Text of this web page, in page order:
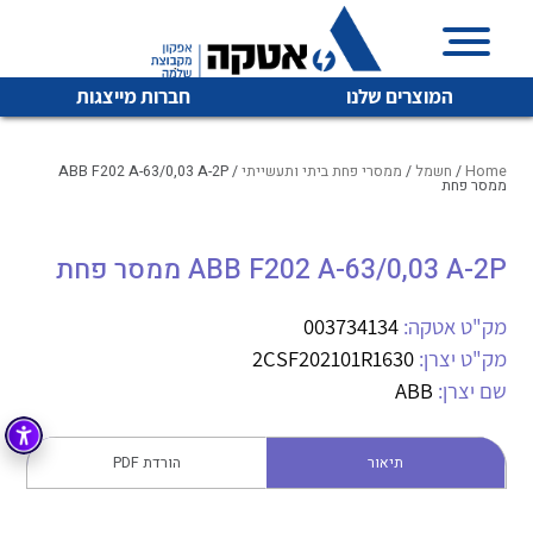
המוצרים שלנו חברות מייצגות
איכות | שרות | זמינות
והפצה של מוצרי
מיתוג, בקרה , ואינסטלציה חשמלית ופעילה ב7 תחומים:
חשמל מיתוג ואינסטלציה חשמלית
בקרה
זיווד
לכל מוצרי היצרן לכל מוצרי היצרן
לכל מוצרי היצרן לכל מוצרי היצרן
Home
/ חשמל / ממסרי פחת ביתי ותעשייתי / ABB F202 A-63/0,03 A-2P
ממסר פחת
ABB F202 A-63/0,03 A-2P ממסר פחת
מק"ט אטקה: 003734134
מק"ט יצרן: 2CSF202101R1630
שם יצרן: ABB
תיאור הורדת PDF